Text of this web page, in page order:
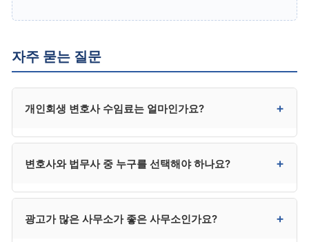
자주 묻는 질문
개인회생 변호사 수임료는 얼마인가요? +
지역, 사무소 규모에 따라 차이가 있으며, 수도권은
250만 원 전후로 다소 낮지만 법정 대리권에 제한이 있어
분쟁 시 한계가 있습니다.
변호사와 법무사 중 누구를 선택해야 하나요? +
채권자 이의가 예상되거나 복잡한 사건은 변호사가
광고가 많은 사무소가 좋은 사무소인가요? +